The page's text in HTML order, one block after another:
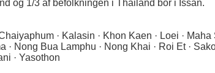
og 1/3 af befolkningen i Thailand bor i Issan.
· Kalasin · Khon Kaen · Loei ·
· Nong Bua Lamphu · Nong Khai · Roi Et ·
· Yasothon